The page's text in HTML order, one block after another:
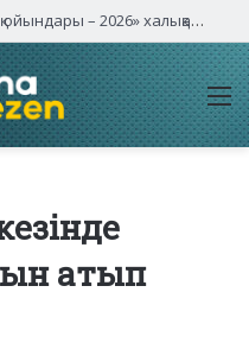
Мемлекет басшысы «Болашақ ойындары – 2026» халықаралық турнирінің ашылу салтанатына қатысты
атып